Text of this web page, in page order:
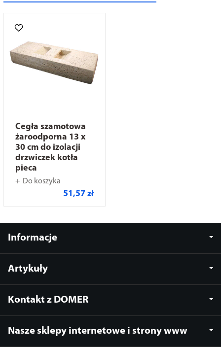
Cegła szamotowa
żaroodporna 13 x
30 cm do izolacji
drzwiczek kotła
pieca
Do koszyka
51,57 zł
Informacje
Artykuły
Kontakt z DOMER
Nasze sklepy internetowe i strony www